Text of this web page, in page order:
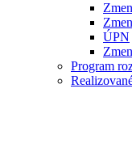
ÚPN
Program